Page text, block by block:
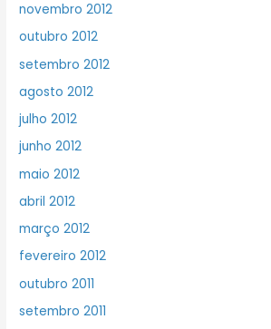
novembro 2012
outubro 2012
setembro 2012
agosto 2012
julho 2012
junho 2012
maio 2012
abril 2012
março 2012
fevereiro 2012
outubro 2011
setembro 2011